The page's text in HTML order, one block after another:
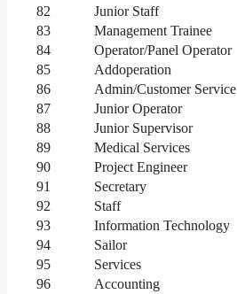
82
Junior Staff
83
Management Trainee
84
Operator/Panel Operator
85
Addoperation
86
Admin/Customer Service
87
Junior Operator
88
Junior Supervisor
89
Medical Services
90
Project Engineer
91
Secretary
92
Staff
93
Information Technology
94
Sailor
95
Services
96
Accounting